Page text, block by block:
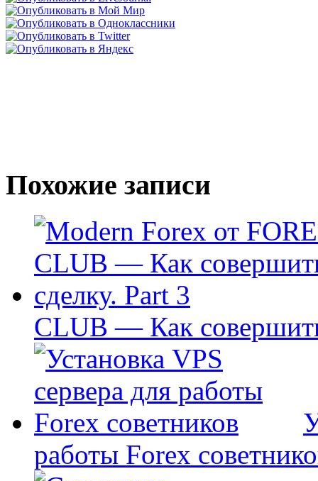
Похожие записи
CLUB — Как
работы Forex